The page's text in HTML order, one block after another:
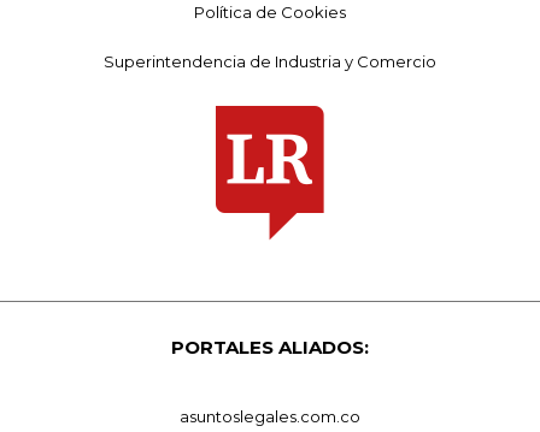
Política de Cookies
Superintendencia de Industria y Comercio
PORTALES ALIADOS:
asuntoslegales.com.co